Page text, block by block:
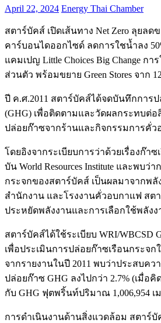
April 22, 2024 Energy Thai Chamber
สตาร์บัคส์ เปิดเส้นทาง Net Zero ลุยลด
คาร์บอนไดออกไซด์ ลดการใชน้ำลง
แคมเปญ Little Choices Big Change กา
ส่วนตัว พร้อมขยาย Green Stores จาก
ปี ค.ศ.2011 สตาร์บัคส์ได้จดบันทึกการ
(GHG) เพื่อติดตามและวัดผลกระทบต่อ
ปล่อยก๊าซจากร้านและกิจกรรมการคั่ว
โดยอิงจากระเบียบการว่าด้วยเรื่องก๊า
บัน World Resources Institute และพบว่
กระจกของสตาร์บัคส์ เป็นผลมาจากพ
สำนักงาน และโรงงานคั่วอบกาแฟ สต
ประหยัดพลังงานและการเลือกใช้พลัง
สตาร์บัคส์ได้ใช้ระเบียบ WRI/WBCSD
เพื่อประเมินการปล่อยก๊าซเรือนกระจก
จากรายงานในปี 2011 พบว่าประสบคว
ปล่อยก๊าซ GHG ลงไปกว่า 2.7% (เมื่อ
กับ GHG ฟุตพริ้นท์ปริมาณ 1,006,954 เ
การดำเนินงานด้านสิ่งแวดล้อม สตาร์